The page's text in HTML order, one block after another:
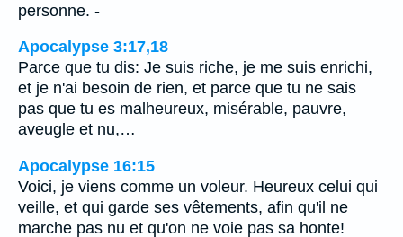
personne. -
Apocalypse 3:17,18
Parce que tu dis: Je suis riche, je me suis enrichi,
et je n'ai besoin de rien, et parce que tu ne sais
pas que tu es malheureux, misérable, pauvre,
aveugle et nu,…
Apocalypse 16:15
Voici, je viens comme un voleur. Heureux celui qui
veille, et qui garde ses vêtements, afin qu'il ne
marche pas nu et qu'on ne voie pas sa honte!